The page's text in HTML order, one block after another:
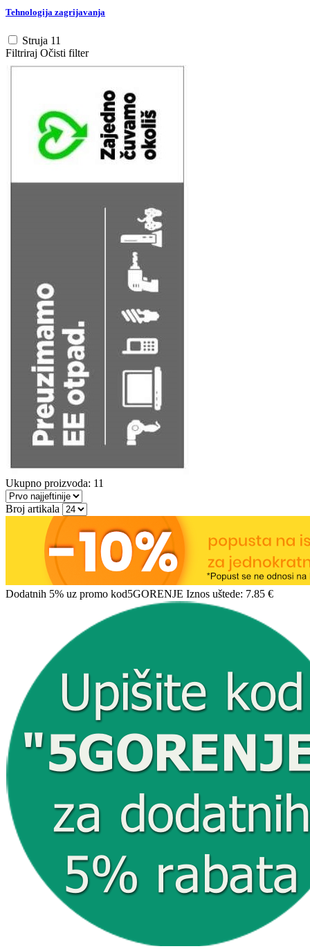
Tehnologija zagrijavanja
Struja 11
Filtriraj Očisti filter
Ukupno proizvoda: 11
Broj artikala
Dodatnih 5% uz promo kod5GORENJE Iznos uštede: 7.85 €